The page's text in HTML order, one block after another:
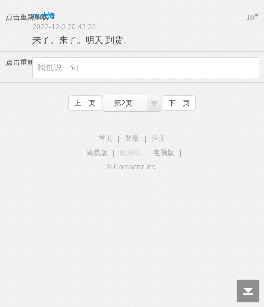
点击重新加载 10#
gc大海
2022-12-3 20:43:38
来了。来了。明天 到货。
点击重新加载
上一页 第2页 下一页
首页 登录
注册
简易版
触屏版 电脑版
© Comsenz Inc.